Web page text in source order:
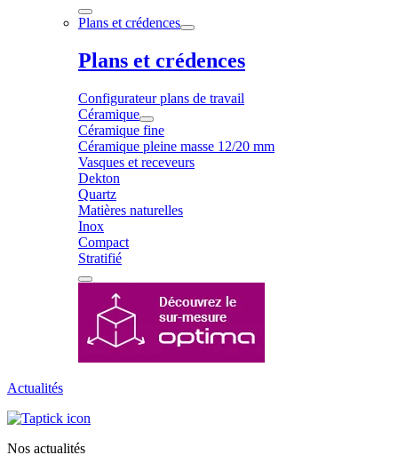
Plans et crédences
Plans et crédences
Configurateur plans de travail
Céramique
Céramique fine
Céramique pleine masse 12/20 mm
Vasques et receveurs
Dekton
Quartz
Matières naturelles
Inox
Compact
Stratifié
Actualités
Nos actualités